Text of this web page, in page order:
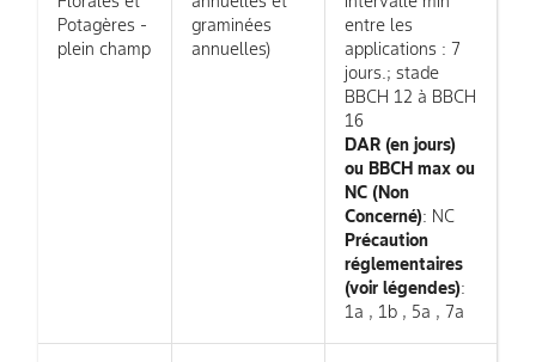
Potagères -
plein champ
graminées
annuelles)
entre les
applications : 7
jours.; stade
BBCH 12 à BBCH
16
DAR (en jours)
ou BBCH max ou
NC (Non
Concerné): NC
Précaution
réglementaires
(voir légendes):
1a , 1b , 5a , 7a